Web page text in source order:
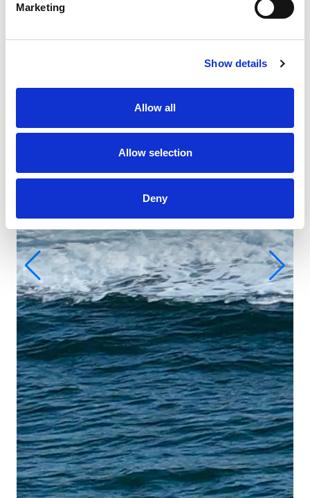
Marketing
Show details
Allow all
Allow selection
Deny